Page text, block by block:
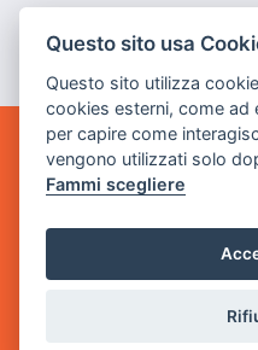
GAME WARP
BY POWER GAME SRL
via Villaggio dei Platani, 3
Questo sito usa
Questo sito utilizza
cookies esterni, come ad
per capire come
vengono utilizzati solo
Fammi scegliere